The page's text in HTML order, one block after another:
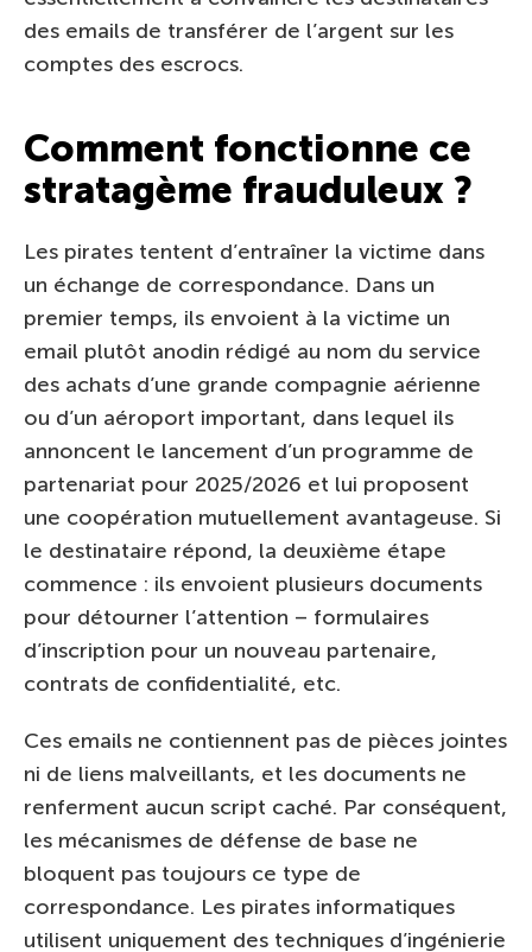
des emails de transférer de l’argent sur les
comptes des escrocs.
Comment fonctionne ce
stratagème frauduleux ?
Les pirates tentent d’entraîner la victime dans
un échange de correspondance. Dans un
premier temps, ils envoient à la victime un
email plutôt anodin rédigé au nom du service
des achats d’une grande compagnie aérienne
ou d’un aéroport important, dans lequel ils
annoncent le lancement d’un programme de
partenariat pour 2025/2026 et lui proposent
une coopération mutuellement avantageuse. Si
le destinataire répond, la deuxième étape
commence : ils envoient plusieurs documents
pour détourner l’attention – formulaires
d’inscription pour un nouveau partenaire,
contrats de confidentialité, etc.
Ces emails ne contiennent pas de pièces jointes
ni de liens malveillants, et les documents ne
renferment aucun script caché. Par conséquent,
les mécanismes de défense de base ne
bloquent pas toujours ce type de
correspondance. Les pirates informatiques
utilisent uniquement des techniques d’ingénierie